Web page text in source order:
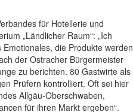
für Hotellerie und
„Ländlicher Raum“: „Ich
die Produkte werden
der Ostracher Bürgermeister
zu berichten. 80 Gastwirte als
Prüfern kontrolliert. Oft sei hier
Allgäu-Oberschwaben,
für ihren Markt ergeben“.